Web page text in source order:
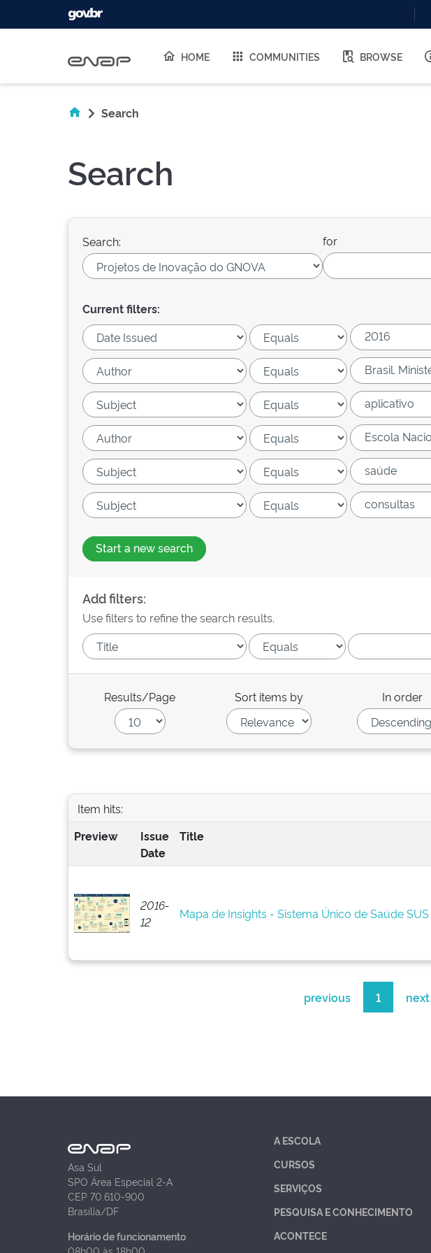
HOME COMMUNITIES BROWSE
Search
Search
Search: for
Current filters:
Start a new search
Add filters:
Use filters to refine the search results.
Results/Page Sort items by In order
Item hits:
Preview
Issue
Date
Title
2016-
12
Mapa de Insights - Sistema Único de Saúde SUS
previous 1 next
Asa Sul
SPO Área Especial 2-A
CEP 70.610-900
Brasília/DF
Horário de funcionamento
A ESCOLA
CURSOS
SERVIÇOS
PESQUISA E CONHECIMENTO
ACONTECE